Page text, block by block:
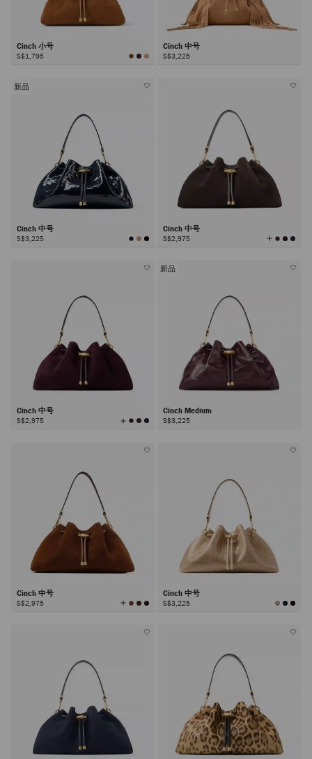
Cinch 小号
S$1,795
Cinch 中号
S$3,225
新品
Cinch 中号
S$3,225
Cinch 中号
S$2,975 查
看
Cinch 中号
S$2,975 查
看
新品
Cinch Medium
S$3,225
Cinch 中号
S$2,975 查
看
Cinch 中号
S$3,225